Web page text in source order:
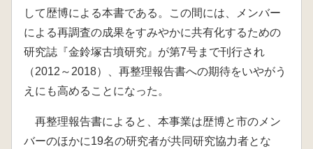
して歴博による本書である。この間には、メンバー
による再調査の成果をすみやかに共有化するための
研究誌『金鈴塚古墳研究』が第7号まで刊行され
（2012～2018）、再整理報告書への期待をいやがう
えにも高めることになった。
再整理報告書によると、本事業は歴博と市のメン
バーのほかに19名の研究者が共同研究協力者とな